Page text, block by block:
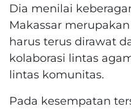
Dia menilai
Makassar
harus terus dirawat
kolaborasi lintas
lintas komunitas.
Pada kesempatan